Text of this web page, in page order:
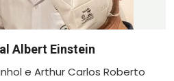
Albert Einstein
e Arthur Carlos Roberto